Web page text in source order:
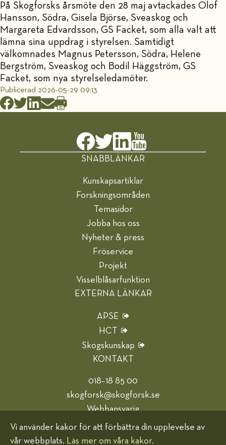
På Skogforsks årsmöte den 28 maj avtackades Olof
Hansson, Södra, Gisela Björse, Sveaskog och
Margareta Edvardsson, GS Facket, som alla valt att
lämna sina uppdrag i styrelsen. Samtidigt
välkomnades Magnus Petersson, Södra, Helene
Bergström, Sveaskog och Bodil Häggström, GS
Facket, som nya styrelseledamöter.
Publicerad 2026-05-29 09:13
SNABBLÄNKAR
Kunskapsartiklar
Forskningsområden
Temasidor
Jobba hos oss
Nyheter & press
Fröservice
Projekt
Visselblåsarfunktion
EXTERNA LÄNKAR
APSE
HCT
Skogskunskap
KONTAKT
018–18 85 00
skogforsk@skogforsk.se
Webbansvarig
Hjälp oss bli bättre
Vi använder kakor för att förbättra din upplevelse av
vår webbplats. Läs mer om våra kakor.